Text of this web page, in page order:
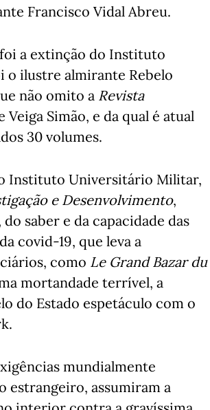
Francisco Vidal Abreu.
a extinção do Instituto
ilustre almirante Rebelo
não omito a Revista
Simão, e da qual é atual
30 volumes.
Instituto Universitário Militar,
e Desenvolvimento,
saber e da capacidade das
covid-19, que leva a
como Le Grand Bazar du
mortandade terrível, a
do Estado espetáculo com o
mundialmente
estrangeiro, assumiram a